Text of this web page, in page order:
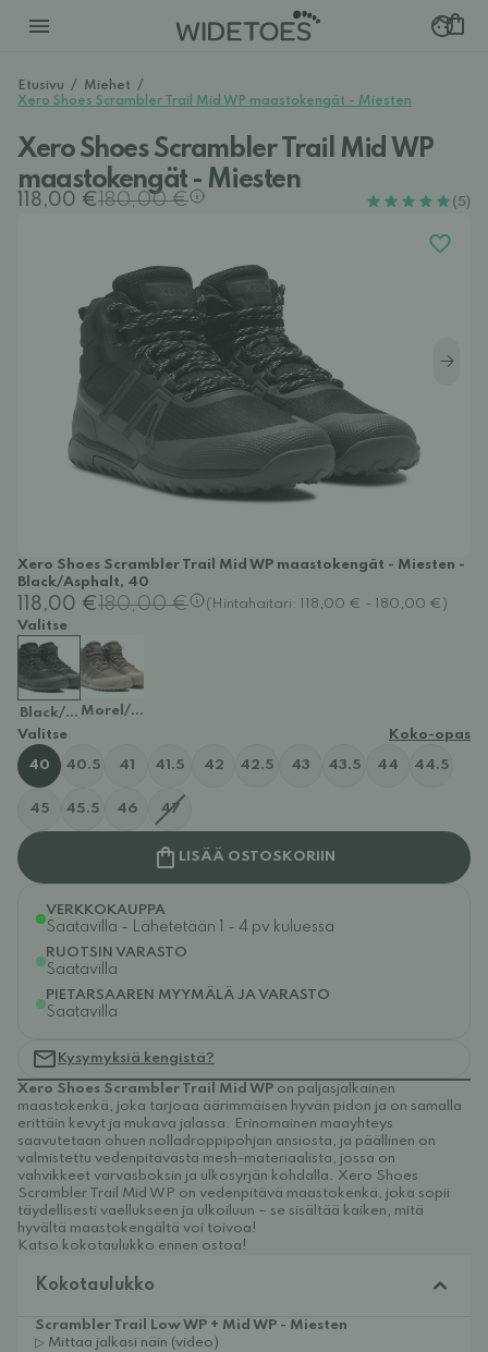
Etusivu / Miehet /
Xero Shoes Scrambler Trail Mid WP maastokengät - Miesten
Xero Shoes Scrambler Trail Mid WP
maastokengät - Miesten
118,00 €180,00 € (5)
Xero Shoes Scrambler Trail Mid WP maastokengät - Miesten -
Black/Asphalt, 40
118,00 €180,00 €
(Hintahaitari: 118,00 € - 180,00 €)
Valitse
Black/AsphaltMorel/Pure Cashmere
Valitse
Koko-opas
40 40.5 41 41.5 42 42.5 43 43.5 44 44.5
45 45.5 46 47
LISÄÄ OSTOSKORIIN
VERKKOKAUPPA
Saatavilla - Lähetetään 1 - 4 pv kuluessa
RUOTSIN VARASTO
Saatavilla
PIETARSAAREN MYYMÄLÄ JA VARASTO
Saatavilla
Kysymyksiä kengistä?
Xero Shoes Scrambler Trail Mid WP on paljasjalkainen
maastokenkä, joka tarjoaa äärimmäisen hyvän pidon ja on samalla
erittäin kevyt ja mukava jalassa. Erinomainen maayhteys
saavutetaan ohuen nolladroppipohjan ansiosta, ja päällinen on
valmistettu vedenpitävästä mesh-materiaalista, jossa on
vahvikkeet varvasboksin ja ulkosyrjän kohdalla. Xero Shoes
Scrambler Trail Mid WP on vedenpitävä maastokenkä, joka sopii
täydellisesti vaellukseen ja ulkoiluun – se sisältää kaiken, mitä
hyvältä maastokengältä voi toivoa!
Katso kokotaulukko ennen ostoa!
Kokotaulukko
Scrambler Trail Low WP + Mid WP - Miesten
▷ Mittaa jalkasi näin (video)